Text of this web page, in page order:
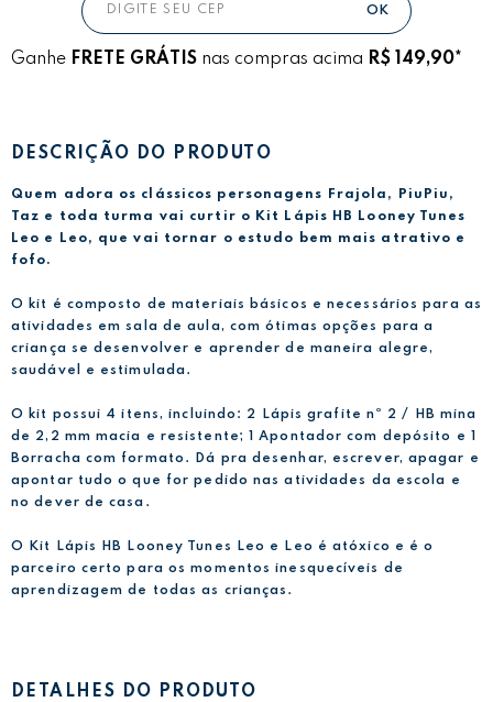
Ganhe FRETE GRÁTIS nas compras acima R$ 149,90*
DESCRIÇÃO DO PRODUTO
Quem adora os clássicos personagens Frajola, PiuPiu,
Taz e toda turma vai curtir o Kit Lápis HB Looney Tunes
Leo e Leo, que vai tornar o estudo bem mais atrativo e
fofo.
O kit é composto de materiais básicos e necessários para as
atividades em sala de aula, com ótimas opções para a
criança se desenvolver e aprender de maneira alegre,
saudável e estimulada.
O kit possui 4 itens, incluindo: 2 Lápis grafite nº 2 / HB mina
de 2,2 mm macia e resistente; 1 Apontador com depósito e 1
Borracha com formato. Dá pra desenhar, escrever, apagar e
apontar tudo o que for pedido nas atividades da escola e
no dever de casa.
O Kit Lápis HB Looney Tunes Leo e Leo é atóxico e é o
parceiro certo para os momentos inesquecíveis de
aprendizagem de todas as crianças.
DETALHES DO PRODUTO